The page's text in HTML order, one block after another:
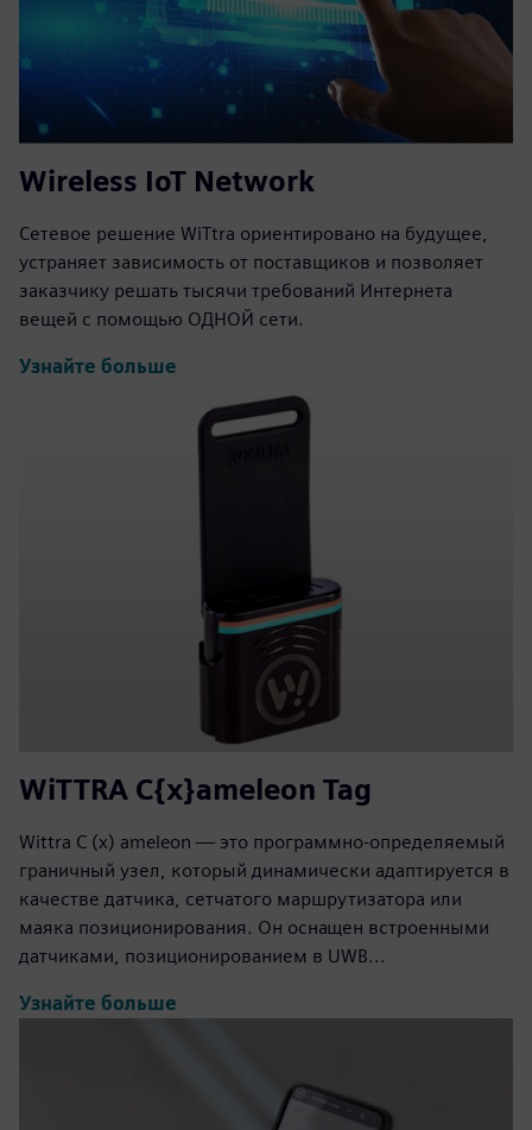
Wireless IoT Network
Сетевое решение WiTtra ориентировано на будущее,
устраняет зависимость от поставщиков и позволяет
заказчику решать тысячи требований Интернета
вещей с помощью ОДНОЙ сети.
Узнайте больше
WiTTRA C{x}ameleon Tag
Wittra C (x) ameleon — это программно-определяемый
граничный узел, который динамически адаптируется в
качестве датчика, сетчатого маршрутизатора или
маяка позиционирования. Он оснащен встроенными
датчиками, позиционированием в UWB...
Узнайте больше